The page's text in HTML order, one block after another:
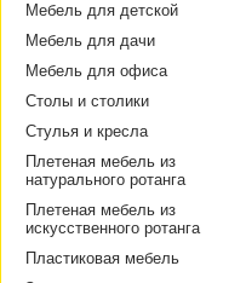
Мебель для детской
Мебель для дачи
Мебель для офиса
Столы и столики
Стулья и кресла
Плетеная мебель из
натурального ротанга
Плетеная мебель из
искусственного ротанга
Пластиковая мебель